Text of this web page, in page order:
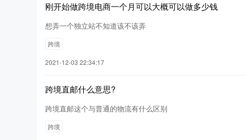
刚开始做跨境电商一个月可以大概可以做多少钱
想弄一个独立站不知道该不该弄
跨境
2021-12-03 22:34:17
跨境直邮什么意思?
跨境直邮这个与普通的物流有什么区别
跨境